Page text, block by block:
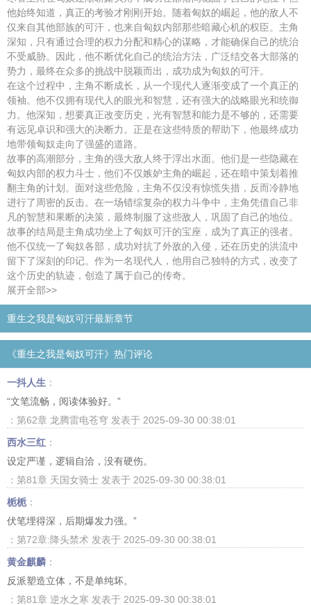
他始终知道，真正的考验才刚刚开始。随着匈奴的崛起，他的敌人不
仅来自其他部族的可汗，也来自匈奴内部那些暗藏心机的权臣。主角
深知，只有通过合理的权力分配和精心的谋略，才能确保自己的统治
不受威胁。因此，他不断优化自己的统治方法，广泛结交各大部落的
势力，最终在众多的挑战中脱颖而出，成功成为匈奴的可汗。
在这个过程中，主角不断成长，从一个现代人逐渐变成了一个真正的
领袖。他不仅拥有现代人的眼光和智慧，还有强大的战略眼光和统御
力。他深知，想要真正改变历史，光有智慧和能力是不够的，还需要
有远见卓识和强大的决断力。正是在这些特质的帮助下，他最终成功
地带领匈奴走向了强盛的道路。
故事的高潮部分，主角的强大敌人终于浮出水面。他们是一些隐藏在
匈奴内部的权力斗士，他们不仅嫉妒主角的崛起，还在暗中策划着推
翻主角的计划。面对这些危险，主角不仅没有惊慌失措，反而冷静地
进行了周密的反击。在一场错综复杂的权力斗争中，主角凭借自己非
凡的智慧和果断的决策，最终制服了这些敌人，巩固了自己的地位。
故事的结局是主角成功坐上了匈奴可汗的宝座，成为了真正的强者。
他不仅统一了匈奴各部，成功对抗了外敌的入侵，还在历史的洪流中
留下了深刻的印记。作为一名现代人，他用自己独特的方式，改变了
这个历史的轨迹，创造了属于自己的传奇。
展开全部>>
重生之我是匈奴可汗最新章节
《重生之我是匈奴可汗》热门评论
一抖人生 ：
“文笔流畅，阅读体验好。”
：第62章 龙腾雷电苍穹 发表于 2025-09-30 00:38:01
西水三红 ：
设定严谨，逻辑自洽，没有硬伤。
：第81章 天国女骑士 发表于 2025-09-30 00:38:01
栀栀 ：
伏笔埋得深，后期爆发力强。”
：第72章:降头禁术 发表于 2025-09-30 00:38:01
黄金麒麟 ：
反派塑造立体，不是单纯坏。
：第81章 逆水之寒 发表于 2025-09-30 00:38:01